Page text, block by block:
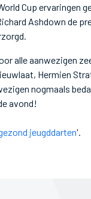
Cup ervaringen
Ashdown de
alle aanwezigen
Hermien
nogmaals
avond!
jeugddarten'.